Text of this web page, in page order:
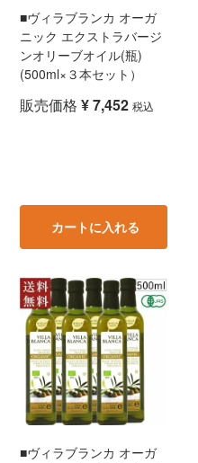
■ヴィラブランカ オーガ
ニック エクストラバージ
ンオリーブオイル(瓶)
(500ml×３本セット）
販売価格 ¥7,452 税込
カートに入れる
■ヴィラブランカ オーガ